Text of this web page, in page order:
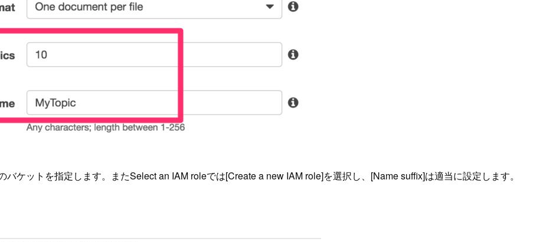
ケットを指定します。またSelect an IAM roleでは[Create a new IAM role]を選択し、[Name suffix]は適当に設定します。